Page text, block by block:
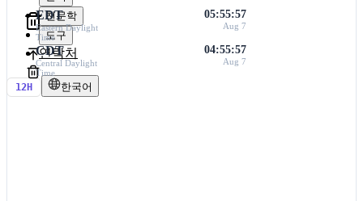
천문학
도구
연락처
12H 한국어
EDT
Eastern Daylight
Time
05:55:57
Aug 7
CDT
Central Daylight
Time
04:55:57
Aug 7